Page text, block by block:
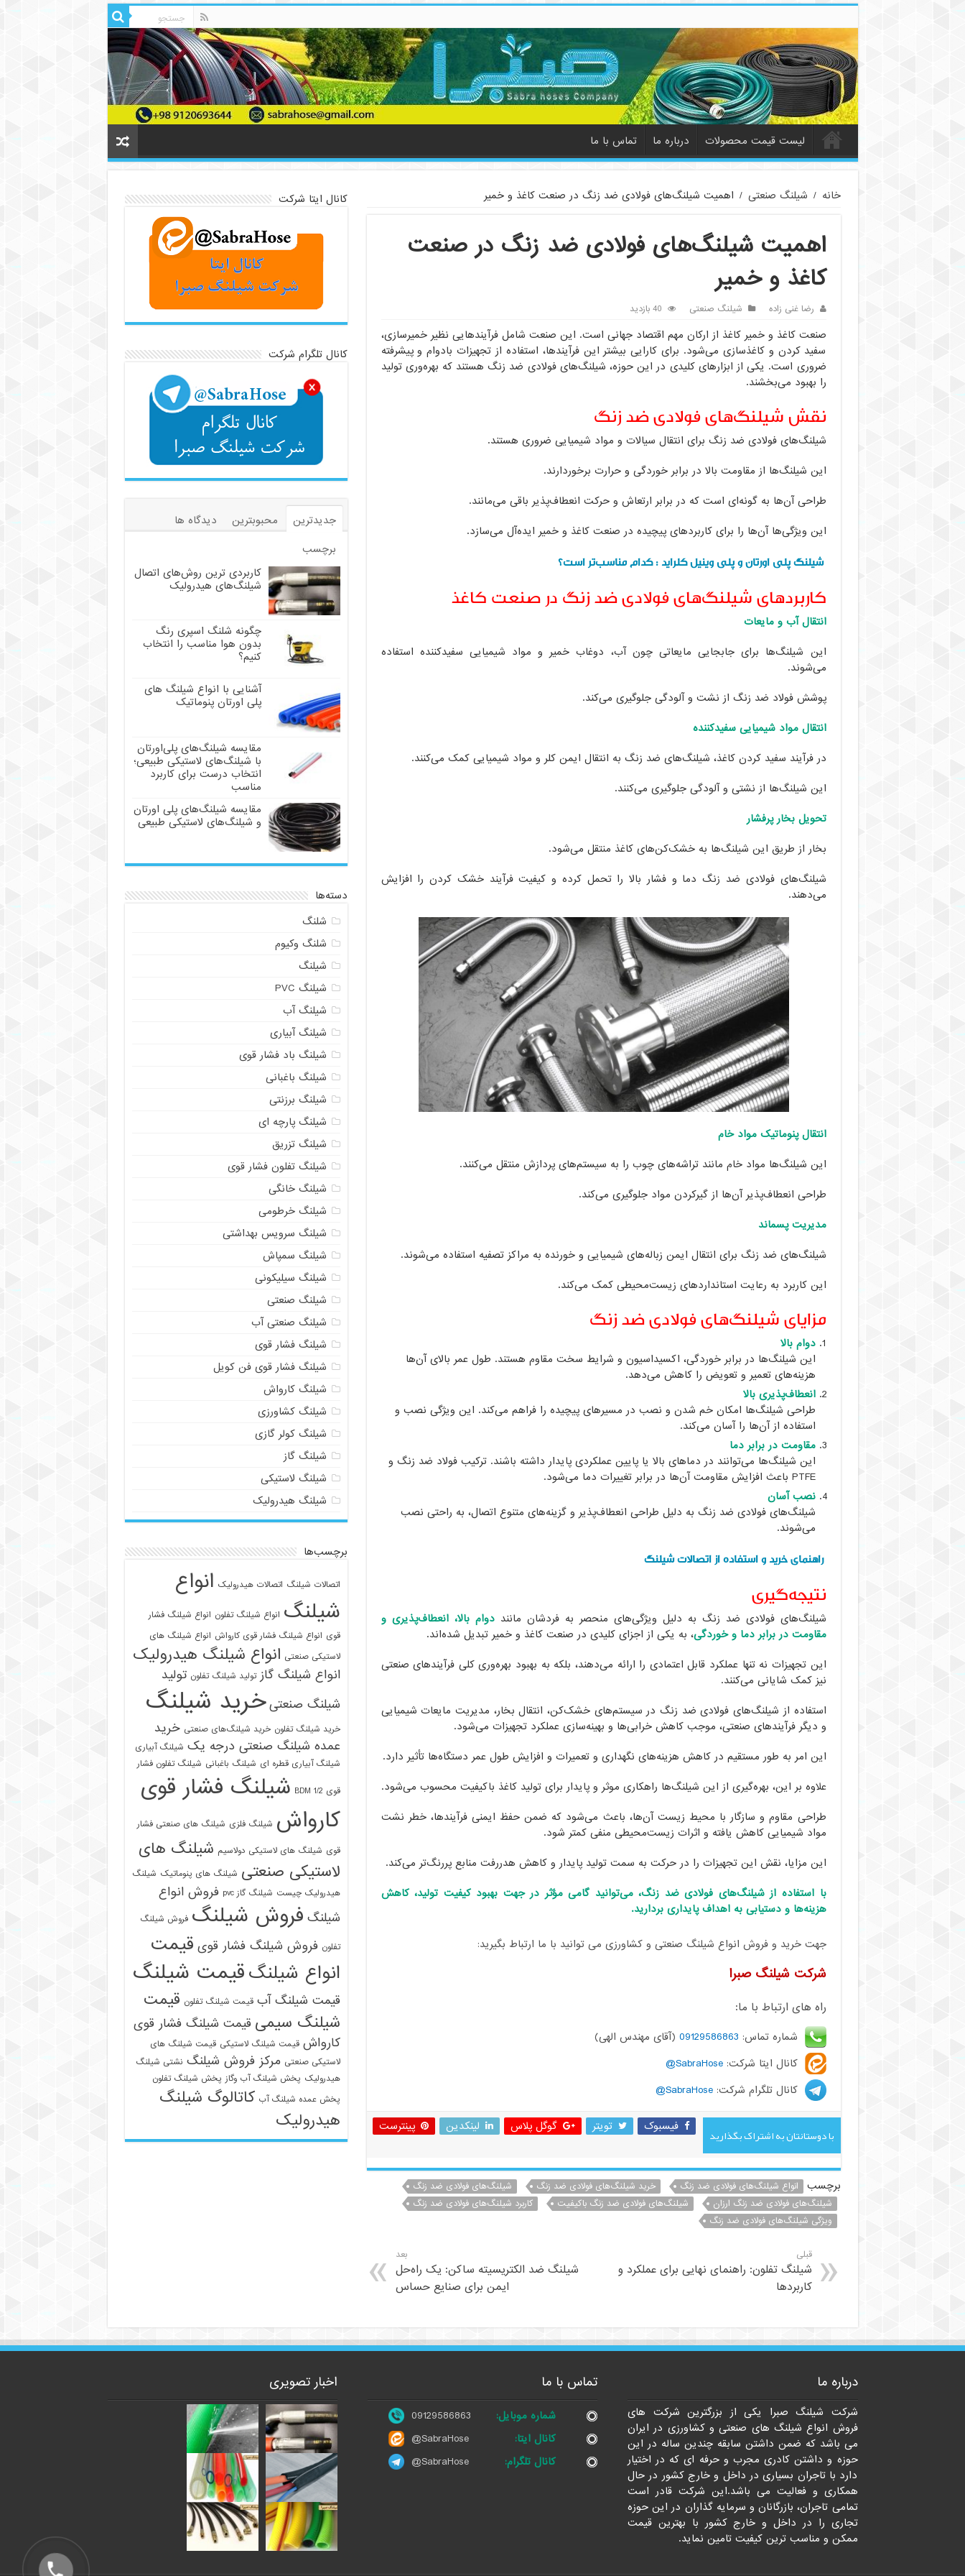
لیست قیمت محصولات درباره ما تماس با ما
خانه / شیلنگ صنعتی / اهمیت شیلنگ‌های فولادی ضد زنگ در صنعت کاغذ و خمیر
اهمیت شیلنگ‌های فولادی ضد زنگ در صنعت
کاغذ و خمیر
رضا غنی زاده شیلنگ صنعتی 40 بازدید
صنعت کاغذ و خمیر کاغذ از ارکان مهم اقتصاد جهانی است. این صنعت شامل فرآیندهایی نظیر خمیرسازی،
سفید کردن و کاغذسازی می‌شود. برای کارایی بیشتر این فرآیندها، استفاده از تجهیزات بادوام و پیشرفته
ضروری است. یکی از ابزارهای کلیدی در این حوزه، شیلنگ‌های فولادی ضد زنگ هستند که بهره‌وری تولید
را بهبود می‌بخشند.
نقش شیلنگ‌های فولادی ضد زنگ
شیلنگ‌های فولادی ضد زنگ برای انتقال سیالات و مواد شیمیایی ضروری هستند.
این شیلنگ‌ها از مقاومت بالا در برابر خوردگی و حرارت برخوردارند.
طراحی آن‌ها به گونه‌ای است که در برابر ارتعاش و حرکت انعطاف‌پذیر باقی می‌مانند.
این ویژگی‌ها آن‌ها را برای کاربردهای پیچیده در صنعت کاغذ و خمیر ایده‌آل می‌سازد.
شیلنگ پلی اورتان و پلی وینیل کلراید : کدام مناسب‌تر است؟
کاربردهای شیلنگ‌های فولادی ضد زنگ در صنعت کاغذ
انتقال آب و مایعات
این شیلنگ‌ها برای جابجایی مایعاتی چون آب، دوغاب خمیر و مواد شیمیایی سفیدکننده استفاده
می‌شوند.
پوشش فولاد ضد زنگ از نشت و آلودگی جلوگیری می‌کند.
انتقال مواد شیمیایی سفیدکننده
در فرآیند سفید کردن کاغذ، شیلنگ‌های ضد زنگ به انتقال ایمن کلر و مواد شیمیایی کمک می‌کنند.
این شیلنگ‌ها از نشتی و آلودگی جلوگیری می‌کنند.
تحویل بخار پرفشار
بخار از طریق این شیلنگ‌ها به خشک‌کن‌های کاغذ منتقل می‌شود.
شیلنگ‌های فولادی ضد زنگ دما و فشار بالا را تحمل کرده و کیفیت فرآیند خشک کردن را افزایش
می‌دهند.
انتقال پنوماتیک مواد خام
این شیلنگ‌ها مواد خام مانند تراشه‌های چوب را به سیستم‌های پردازش منتقل می‌کنند.
طراحی انعطاف‌پذیر آن‌ها از گیرکردن مواد جلوگیری می‌کند.
مدیریت پسماند
شیلنگ‌های ضد زنگ برای انتقال ایمن زباله‌های شیمیایی و خورنده به مراکز تصفیه استفاده می‌شوند.
این کاربرد به رعایت استانداردهای زیست‌محیطی کمک می‌کند.
مزایای شیلنگ‌های فولادی ضد زنگ
دوام بالا
این شیلنگ‌ها در برابر خوردگی، اکسیداسیون و شرایط سخت مقاوم هستند. طول عمر بالای آن‌ها
هزینه‌های تعمیر و تعویض را کاهش می‌دهد.
انعطاف‌پذیری بالا
طراحی شیلنگ‌ها امکان خم شدن و نصب در مسیرهای پیچیده را فراهم می‌کند. این ویژگی نصب و
استفاده از آن‌ها را آسان می‌کند.
مقاومت در برابر دما
این شیلنگ‌ها می‌توانند در دماهای بالا یا پایین عملکردی پایدار داشته باشند. ترکیب فولاد ضد زنگ و
PTFE باعث افزایش مقاومت آن‌ها در برابر تغییرات دما می‌شود.
نصب آسان
شیلنگ‌های فولادی ضد زنگ به دلیل طراحی انعطاف‌پذیر و گزینه‌های متنوع اتصال، به راحتی نصب
می‌شوند.
راهنمای خرید و استفاده از اتصالات شیلنگ
نتیجه‌گیری
شیلنگ‌های فولادی ضد زنگ به دلیل ویژگی‌های منحصر به فردشان ماننددوام بالا، انعطاف‌پذیری و
مقاومت در برابر دما و خوردگی، به یکی از اجزای کلیدی در صنعت کاغذ و خمیر تبدیل شده‌اند.
این تجهیزات نه تنها عملکرد قابل اعتمادی را ارائه می‌دهند، بلکه به بهبود بهره‌وری کلی فرآیندهای صنعتی
نیز کمک شایانی می‌کنند.
استفاده از شیلنگ‌های فولادی ضد زنگ در سیستم‌های خشک‌کن، انتقال بخار، مدیریت مایعات شیمیایی
و دیگر فرآیندهای صنعتی، موجب کاهش خرابی‌ها و بهینه‌سازی عملکرد تجهیزات می‌شود.
این امر به طور مستقیم در کاهش هزینه‌های نگهداری و تعمیرات و افزایش طول عمر دستگاه‌ها تأثیر دارد.
علاوه بر این، بهره‌گیری از این شیلنگ‌ها راهکاری موثر و پایدار برای تولید کاغذ باکیفیت محسوب می‌شود.
طراحی مقاوم و سازگار با محیط زیست آن‌ها، باعث می‌شود که ضمن حفظ ایمنی فرآیندها، خطر نشت
مواد شیمیایی کاهش یافته و اثرات زیست‌محیطی منفی کمتر شود.
این مزایا، نقش این تجهیزات را در حرکت به سمت تولید پایدار و کاهش هدررفت منابع پررنگ‌تر می‌کند.
با استفاده از شیلنگ‌های فولادی ضد زنگ، می‌توانید گامی مؤثر در جهت بهبود کیفیت تولید، کاهش
هزینه‌ها و دستیابی به اهداف پایداری بردارید.
جهت خرید و فروش انواع شیلنگ صنعتی و کشاورزی می توانید با ما ارتباط بگیرید:
شرکت شیلنگ صبرا
راه های ارتباط با ما:
شماره تماس: 09129586863 (آقای مهندس الهی)
کانال ایتا شرکت:SabraHose@
کانال تلگرام شرکت:SabraHose@
با دوستانتان به اشتراک بگذارید فیسبوک تویتر گوگل پلاس لینکدین پینترست
برچسب انواع شیلنگ‌های فولادی ضد زنگ خرید شیلنگ‌های فولادی ضد زنگ
شیلنگ‌های فولادی ضد زنگ
شیلنگ‌های فولادی ضد زنگ ارزان
شیلنگ‌های فولادی ضد زنگ باکیفیت
کاربرد شیلنگ‌های فولادی ضد زنگ
ویژگی شیلنگ‌های فولادی ضد زنگ
قبلی
شیلنگ تفلون: راهنمای نهایی برای عملکرد و
کاربردها
بعد
شیلنگ ضد الکتریسیته ساکن: یک راه‌حل
ایمن برای صنایع حساس
کانال ایتا شرکت
کانال تلگرام شرکت
جدیدترین محبوبترین
دیدگاه ها
برچسب
کاربردی ترین روش‌های اتصال
شیلنگ‌های هیدرولیک
چگونه شلنگ اسپری رنگ
بدون هوا مناسب را انتخاب
کنیم؟
آشنایی با انواع شیلنگ های
پلی اورتان پنوماتیک
مقایسه شیلنگ‌های پلی‌اورتان
با شیلنگ‌های لاستیکی طبیعی؛
انتخاب درست برای کاربرد
مناسب
مقایسه شیلنگ‌های پلی اورتان
و شیلنگ‌های لاستیکی طبیعی
دسته‌ها
شلنگ
شلنگ وکیوم
شیلنگ
شیلنگ PVC
شیلنگ آب
شیلنگ آبیاری
شیلنگ باد فشار قوی
شیلنگ باغبانی
شیلنگ برزنتی
شیلنگ پارچه‌ ای
شیلنگ تزریق
شیلنگ تفلون فشار قوی
شیلنگ خانگی
شیلنگ خرطومی
شیلنگ سرویس بهداشتی
شیلنگ سمپاش
شیلنگ سیلیکونی
شیلنگ صنعتی
شیلنگ صنعتی آب
شیلنگ فشار قوی
شیلنگ فشار قوی فن کویل
شیلنگ کارواش
شیلنگ کشاورزی
شیلنگ کولر گازی
شیلنگ گاز
شیلنگ لاستیکی
شیلنگ هیدرولیک
برچسب‌ها
اتصالات شیلنگ اتصالات هیدرولیک انواع
شیلنگ انواع شیلنگ تفلون انواع شیلنگ فشار
قوی انواع شیلنگ فشار قوی کارواش انواع شیلنگ های
لاستیکی صنعتی انواع شیلنگ هیدرولیک
انواع شیلنگ گاز تولید شیلنگ تفلون تولید
شیلنگ صنعتی خرید شیلنگ
خرید شیلنگ تفلون خرید شیلنگ‌های صنعتی خرید
عمده شیلنگ صنعتی درجه یک شیلنگ آبیاری
شیلنگ آبیاری قطره ای شیلنگ باغبانی شیلنگ تفلون فشار
قوی 1/2 BDM
شیلنگ فشار قوی
کارواش شیلنگ فلزی شیلنگ های صنعتی فشار
قوی شیلنگ های لاستیکی دولاسیم شیلنگ های
لاستیکی صنعتی شیلنگ های پنوماتیک شیلنگ
هیدرولیک چیست شیلنگ گاز pvc
فروش انواع
شیلنگ فروش شیلنگ فروش شیلنگ
تفلون فروش شیلنگ فشار قوی قیمت
انواع شیلنگقیمت شیلنگ
قیمت شیلنگ آب قیمت شیلنگ تفلون قیمت
شیلنگ سیمی قیمت شیلنگ فشار قوی
کارواش قیمت شیلنگ لاستیکی قیمت شیلنگ های
لاستیکی صنعتی مرکز فروش شیلنگ نشتی شیلنگ
هیدرولیک پخش شیلنگ آب وگاز پخش شیلنگ تفلون
پخش عمده شیلنگ آب کاتالوگ شیلنگ
هیدرولیک
درباره ما
شرکت شیلنگ صبرا یکی از بزرگترین شرکت های
فروش انواع شیلنگ های صنعتی و کشاورزی در ایران
می باشد که ضمن داشتن سابقه چندین ساله در این
حوزه و داشتن کادری مجرب و حرفه ای که در اختیار
دارد با تاجران بسیاری در داخل و خارج کشور در حال
همکاری و فعالیت می باشد.این شرکت قادر است
تمامی تاجران، بازرگانان و سرمایه گذاران در این حوزه
تجاری را در داخل و خارج کشور با بهترین قیمت
ممکن و مناسب ترین کیفیت تامین نماید.
تماس با ما
شماره موبایل:
09129586863
کانال ایتا:
@SabraHose
کانال تلگرام:
@SabraHose
اخبار تصویری